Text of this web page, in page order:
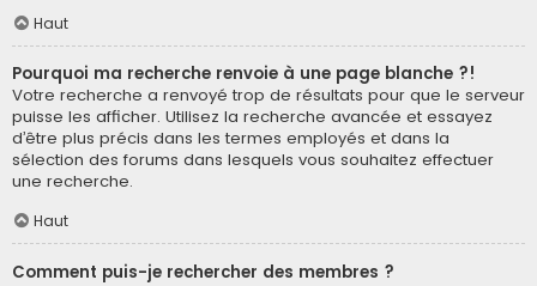
Haut
Pourquoi ma recherche renvoie à une page blanche ?!
Votre recherche a renvoyé trop de résultats pour que le serveur
puisse les afficher. Utilisez la recherche avancée et essayez
d’être plus précis dans les termes employés et dans la
sélection des forums dans lesquels vous souhaitez effectuer
une recherche.
Haut
Comment puis-je rechercher des membres ?